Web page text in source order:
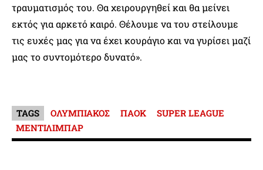
τραυματισμός του. Θα χειρουργηθεί και θα μείνει
εκτός για αρκετό καιρό. Θέλουμε να του στείλουμε
τις ευχές μας για να έχει κουράγιο και να γυρίσει μαζί
μας το συντομότερο δυνατό».
TAGS ΟΛΥΜΠΙΑΚΟΣ ΠΑΟΚ
SUPER LEAGUE
ΜΕΝΤΙΛΙΜΠΑΡ